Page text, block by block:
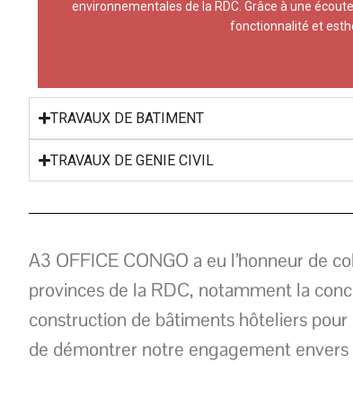
environnementales de la RDC. Grâce à une
fonctionnalité et
TRAVAUX DE BATIMENT
TRAVAUX DE GENIE CIVIL
A3 OFFICE CONGO a eu l’honneur de
provinces de la RDC, notamment la
construction de bâtiments hôteliers
de démontrer notre engagement envers